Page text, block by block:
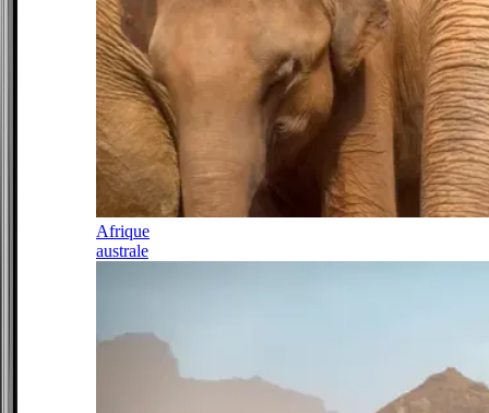
Afrique
australe